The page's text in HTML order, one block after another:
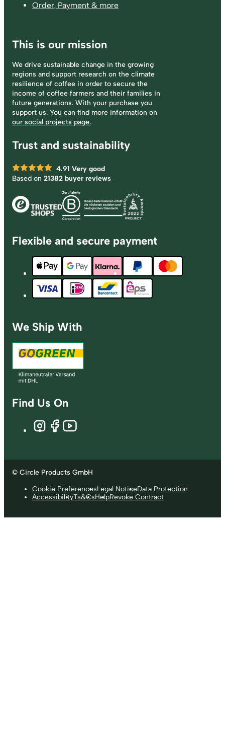
Order, Payment & more
This is our mission
We drive sustainable change in the growing
regions and support research on the climate
resilience of coffee in order to secure the
income of coffee farmers and their families in
future generations. With your purchase you
support us. You can find more information on
our social projects page.
Trust and sustainability
4.91 Very good
Based on 21382 buyer reviews
Flexible and secure payment
We Ship With
Find Us On
© Circle Products GmbH
Cookie PreferencesLegal NoticeData Protection
AccessibilityTs&CsHelpRevoke Contract